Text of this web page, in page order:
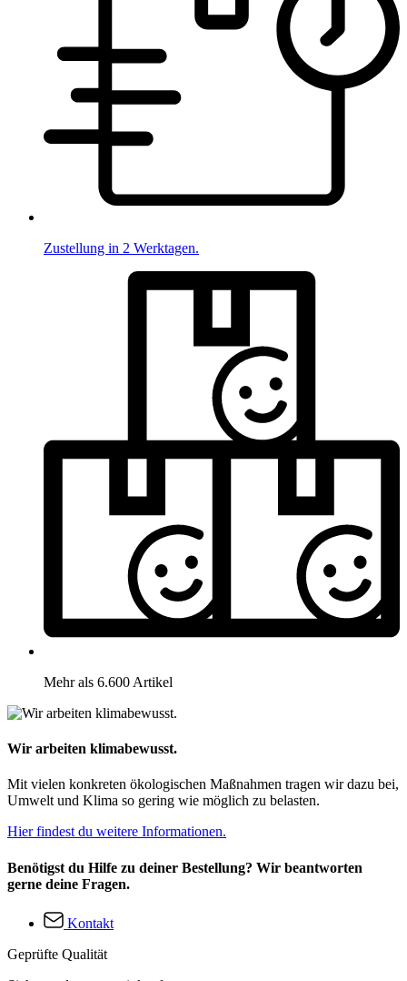
Zustellung in 2 Werktagen.
Mehr als 6.600 Artikel
Wir arbeiten klimabewusst.
Mit vielen konkreten ökologischen Maßnahmen tragen wir dazu bei,
Umwelt und Klima so gering wie möglich zu belasten.
Hier findest du weitere Informationen.
Benötigst du Hilfe zu deiner Bestellung? Wir beantworten
gerne deine Fragen.
Kontakt
Geprüfte Qualität